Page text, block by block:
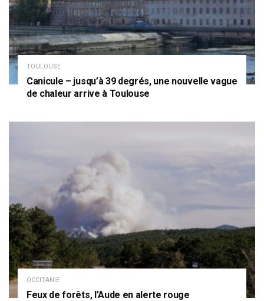
TOULOUSE
Canicule – jusqu’à 39 degrés, une nouvelle vague
de chaleur arrive à Toulouse
OCCITANIE
Feux de forêts, l’Aude en alerte rouge